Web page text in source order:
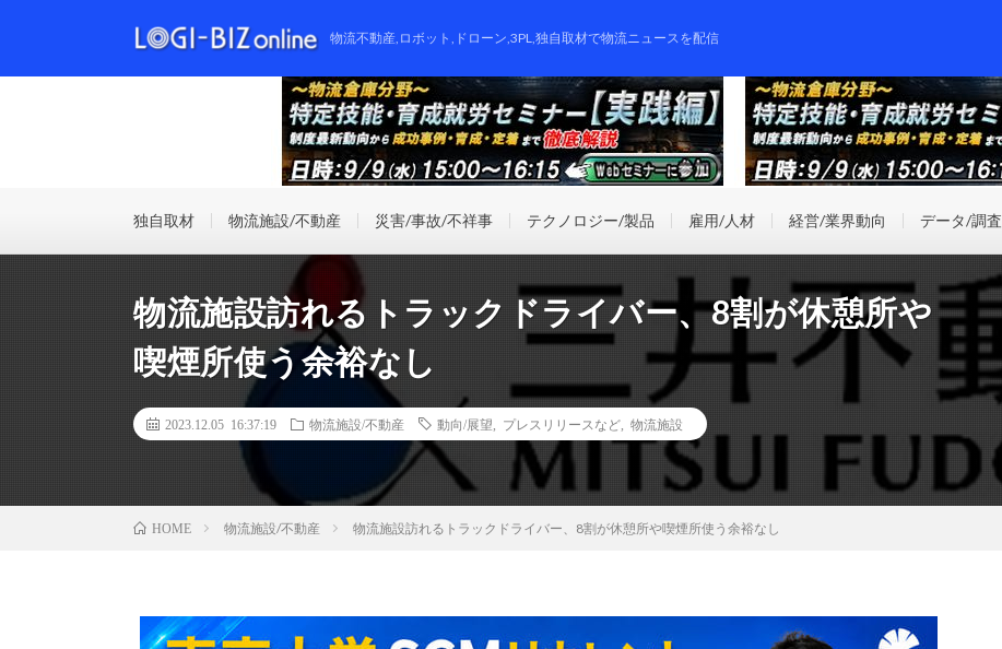
物流不動産,ロボット,ドローン,3PL,独自取材で物流ニュースを配信
独自取材 物流施設/不動産 災害/事故/不祥事 テクノロジー/製品 雇用/人材 経営/業界動向 データ/調査
物流施設訪れるトラックドライバー、8割が休憩所や
喫煙所使う余裕なし
2023.12.05 16:37:19 物流施設/不動産 動向/展望 プレスリリースなど 物流施設
HOME 物流施設/不動産 物流施設訪れるトラックドライバー、8割が休憩所や喫煙所使う余裕なし